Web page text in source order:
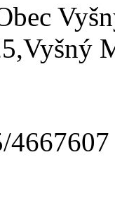
4667607